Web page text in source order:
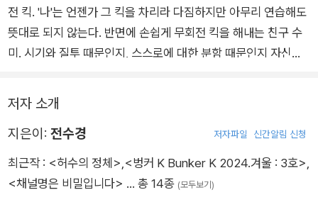
전 킥. '나'는 언젠가 그 킥을 차리라 다짐하지만 아무리 연습해도
뜻대로 되지 않는다. 반면에 손쉽게 무회전 킥을 해내는 친구 수
미. 시기와 질투 때문인지, 스스로에 대한 분함 때문인지 자신도
「허수의 정체」
목을 끈다. 사는 집, 부모님의 회사를 묻는 질문에 "좀 불쾌하다.
개인 정보잖아." 하고 말하는 아이. 허수는 과연 어떤 녀석일까?
저자 소개
지은이: 전수경 저자파일 신간알림 신청
최근작 : <허수의 정체> <벙커 K Bunker K 2024.겨울 : 3호>
<채널명은 비밀입니다> … 총 14종 (모두보기)